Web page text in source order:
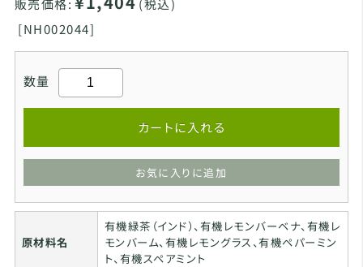
販売価格:
(税込)
[NH002044]
数量
カートに入れる
お気に入りに追加
原材料名
有機緑茶（インド）、有機レモンバーベナ、有機レ
モンバーム、有機レモングラス、有機ペパーミン
ト、有機スペアミント